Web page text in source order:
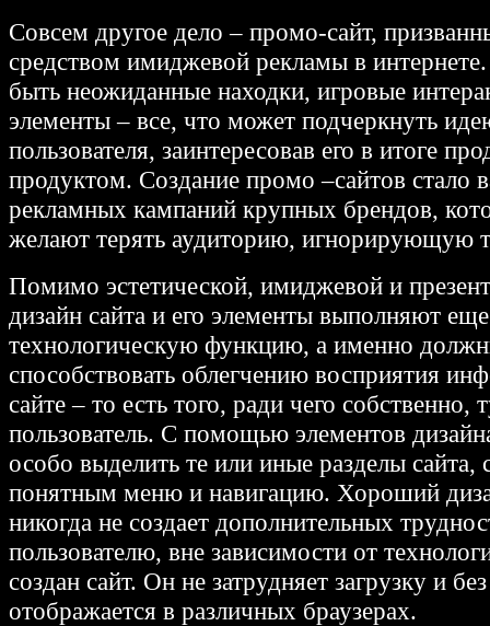
Совсем другое дело – промо-сайт,
средством имиджевой рекламы в
быть неожиданные находки, игровые
элементы – все, что может подчеркнуть
пользователя, заинтересовав его в итоге
продуктом. Создание промо –сайтов стало
рекламных кампаний крупных брендов,
желают терять аудиторию, игнорирующую
Помимо эстетической, имиджевой и
дизайн сайта и его элементы выполняют
технологическую функцию, а именно
способствовать облегчению восприятия
сайте – то есть того, ради чего собственно,
пользователь. С помощью элементов
особо выделить те или иные разделы сайта,
понятным меню и навигацию. Хороший
никогда не создает дополнительных
пользователю, вне зависимости от
создан сайт. Он не затрудняет загрузку и
отображается в различных браузерах.